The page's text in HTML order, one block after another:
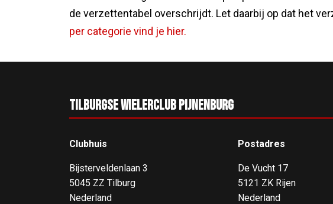
de verzettentabel overschrijdt. Let daarbij op dat het
per categorie vind je hier.
Tilburgse Wielerclub Pijnenburg
Clubhuis
Bijsterveldenlaan 3
5045 ZZ Tilburg
Nederland
Postadres
De Vucht 17
5121 ZK Rijen
Nederland